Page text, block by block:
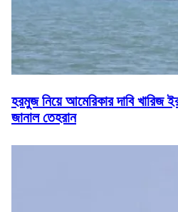
হরমুজ নিয়ে আমেরিকার দাবি খারিজ
জানাল তেহরান